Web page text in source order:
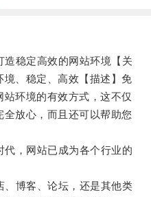
稳定高效的网站环境【关
、稳定、高效【描述】免
环境的有效方式，这不仅
放心，而且还可以帮助您
，网站已成为各个行业的
博客、论坛，还是其他类